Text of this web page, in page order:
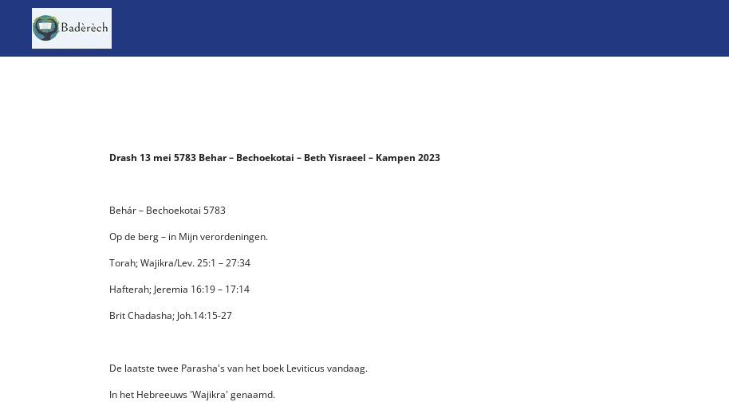
direct
Drash 13 mei 5783 Behar – Bechoekotai – Beth Yisraeel – Kampen 2023
Behár – Bechoekotai 5783
Op de berg – in Mijn verordeningen.
Torah; Wajikra/Lev. 25:1 – 27:34
Hafterah; Jeremia 16:19 – 17:14
Brit Chadasha; Joh.14:15-27
De laatste twee Parasha's van het boek Leviticus vandaag.
In het Hebreeuws 'Wajikra' genaamd.